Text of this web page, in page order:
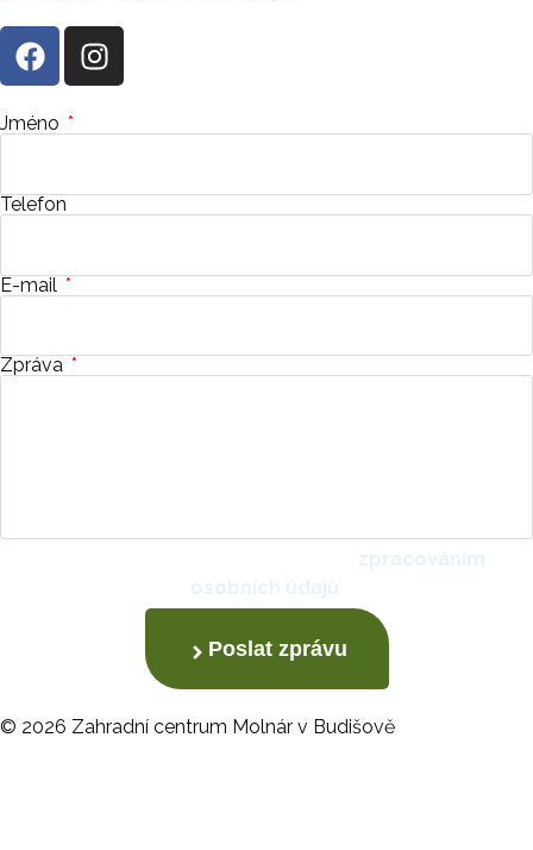
Jméno
Telefon
E-mail
Zpráva
Poslat zprávu
© 2026 Zahradní centrum Molnár v Budišově